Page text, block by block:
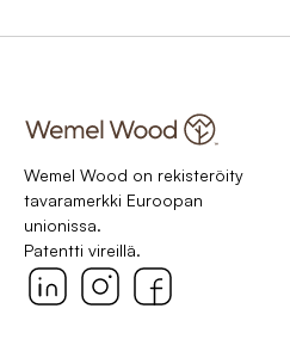
Wemel Wood on rekisteröity
tavaramerkki Euroopan
unionissa.
Patentti vireillä.